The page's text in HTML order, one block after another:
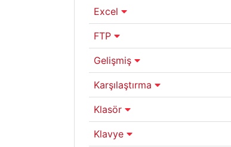
Excel
FTP
Gelişmiş
Karşılaştırma
Klasör
Klavye